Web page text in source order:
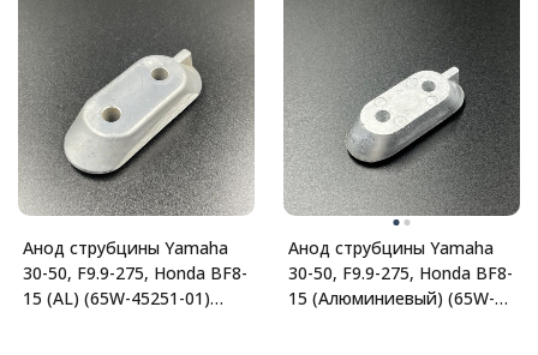
Анод струбцины Yamaha
30-50, F9.9-275, Honda BF8-
15 (AL) (65W-45251-01)
Анод струбцины Yamaha
30-50, F9.9-275, Honda BF8-
15 (Алюминиевый) (65W-